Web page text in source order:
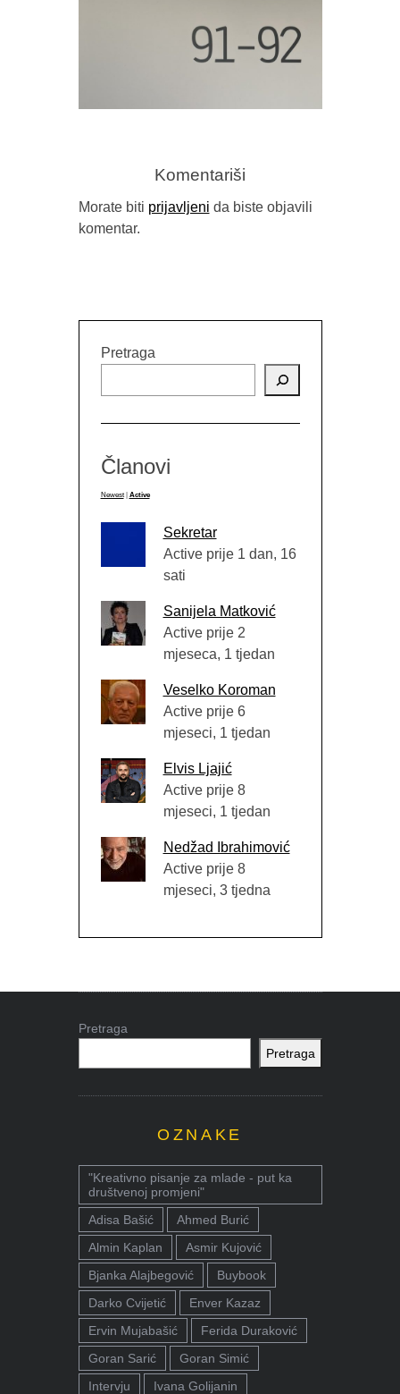
Komentariši
Morate biti prijavljeni da biste objavili
komentar.
Pretraga
Članovi
Newest Active
Sekretar
Active prije 1 dan, 16
sati
Sanijela Matković
Active prije 2
mjeseca, 1 tjedan
Veselko Koroman
Active prije 6
mjeseci, 1 tjedan
Elvis Ljajić
Active prije 8
mjeseci, 1 tjedan
Nedžad Ibrahimović
Active prije 8
mjeseci, 3 tjedna
Pretraga
Pretraga
OZNAKE
"Kreativno pisanje za mlade - put ka
društvenoj promjeni"
Adisa Bašić
Ahmed Burić
Almin Kaplan
Asmir Kujović
Bjanka Alajbegović
Buybook
Darko Cvijetić
Enver Kazaz
Ervin Mujabašić
Ferida Duraković
Goran Sarić
Goran Simić
Intervju
Ivana Golijanin